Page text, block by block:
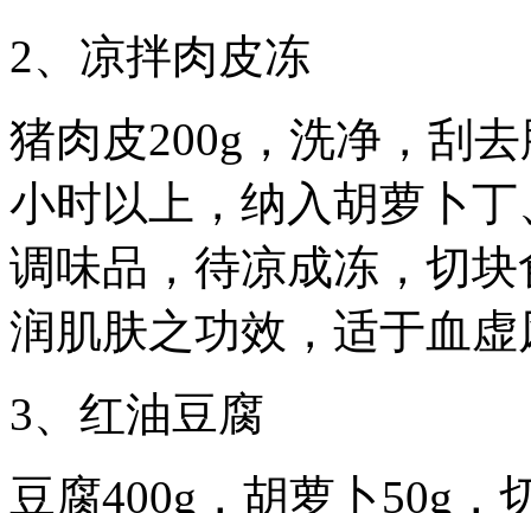
2、凉拌肉皮冻
猪肉皮200g，洗净，刮
小时以上，纳入胡萝卜
调味品，待凉成冻，切
润肌肤之功效，适于血
3、红油豆腐
豆腐400g，胡萝卜50g，